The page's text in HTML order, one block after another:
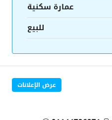
عمارة سكنية
للبيع
عرض الإعلانات